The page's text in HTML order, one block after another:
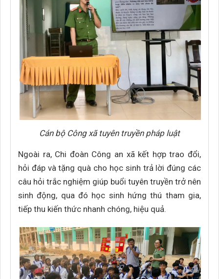
Cán bộ Công xã tuyên truyền pháp luật
Ngoài ra, Chi đoàn Công an xã kết hợp trao đổi,
hỏi đáp và tặng quà cho học sinh trả lời đúng các
câu hỏi trắc nghiệm giúp buổi tuyên truyền trở nên
sinh động, qua đó học sinh hứng thú tham gia,
tiếp thu kiến thức nhanh chóng, hiệu quả.